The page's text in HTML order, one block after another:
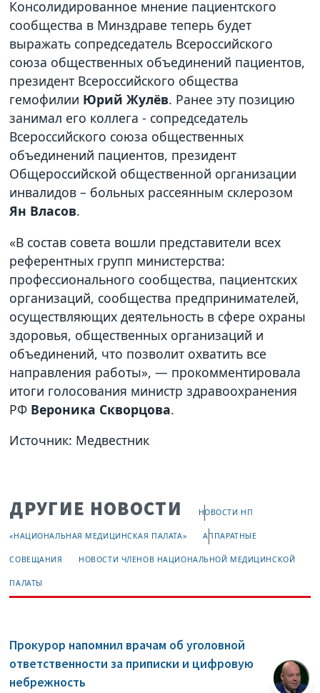
Консолидированное мнение пациентского
сообщества в Минздраве теперь будет
выражать сопредседатель Всероссийского
союза общественных объединений пациентов,
президент Всероссийского общества
гемофилии Юрий Жулёв. Ранее эту позицию
занимал его коллега - сопредседатель
Всероссийского союза общественных
объединений пациентов, президент
Общероссийской общественной организации
инвалидов – больных рассеянным склерозом
Ян Власов.
«В состав совета вошли представители всех
референтных групп министерства:
профессионального сообщества, пациентских
организаций, сообщества предпринимателей,
осуществляющих деятельность в сфере охраны
здоровья, общественных организаций и
объединений, что позволит охватить все
направления работы», — прокомментировала
итоги голосования министр здравоохранения
РФ Вероника Скворцова.
Источник: Медвестник
ДРУГИЕ НОВОСТИ НОВОСТИ НП
«НАЦИОНАЛЬНАЯ МЕДИЦИНСКАЯ ПАЛАТА» АППАРАТНЫЕ
СОВЕЩАНИЯ НОВОСТИ ЧЛЕНОВ НАЦИОНАЛЬНОЙ МЕДИЦИНСКОЙ
ПАЛАТЫ
Прокурор напомнил врачам об уголовной
ответственности за приписки и цифровую
небрежность